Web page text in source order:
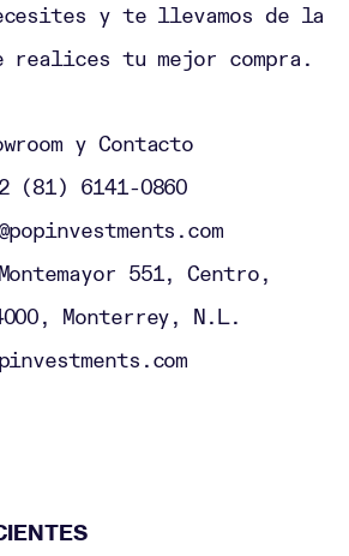
y te llevamos de la
realices tu mejor compra.
y Contacto
(81) 6141-0860
551, Centro,
Monterrey, N.L.